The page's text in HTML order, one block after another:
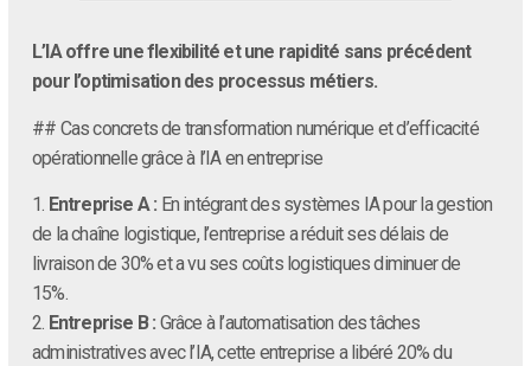
L’IA offre une flexibilité et une rapidité sans précédent
pour l’optimisation des processus métiers.
## Cas concrets de transformation numérique et d’efficacité
opérationnelle grâce à l’IA en entreprise
1. Entreprise A : En intégrant des systèmes IA pour la gestion
de la chaîne logistique, l’entreprise a réduit ses délais de
livraison de 30% et a vu ses coûts logistiques diminuer de
15%.
2. Entreprise B : Grâce à l’automatisation des tâches
administratives avec l’IA, cette entreprise a libéré 20% du